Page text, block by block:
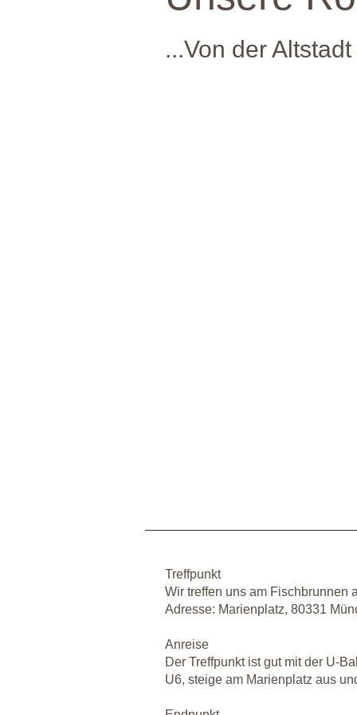
...Von der
Treffpunkt
Wir treffen uns am Fischbrunnen
Adresse: Marienplatz, 80331
Anreise
Der Treffpunkt ist gut mit der U-
U6, steige am Marienplatz aus